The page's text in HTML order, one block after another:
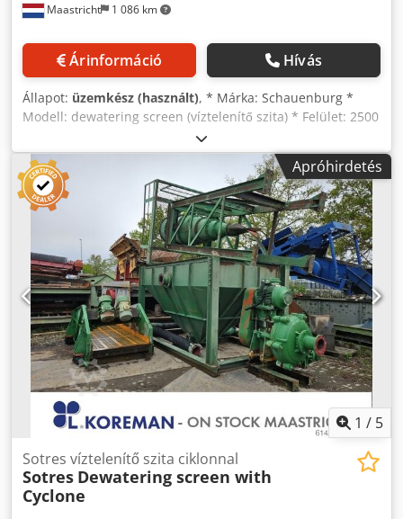
Maastricht 1 086 km
Árinformáció Hívás
Állapot: üzemkész (használt), * Márka: Schauenburg *
Modell: dewatering screen (víztelenítő szita) * Felület: 2500
x 1000 mm – 1 szint * Meghajtás: 5,5 kW villanymotor.
Dedpfxoywmx Ie An Tsck
Apróhirdetés
1 / 5
Sotres víztelenítő szita ciklonnal
Sotres Dewatering screen with
Cyclone